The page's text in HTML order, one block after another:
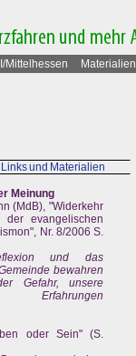
Mittelhessen Materialien
Links und Materialien
Meinung
(MdB), "Widerkehr
evangelischen
Nr. 8/2006 S.
und das
bewahren
Gefahr, unsere
oder Sein" (S.